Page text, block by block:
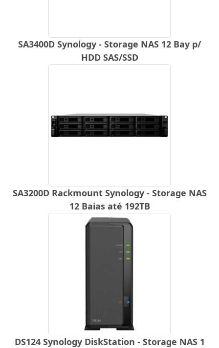
SA3400D Synology - Storage NAS 12 Bay p/
HDD SAS/SSD
SA3200D Rackmount Synology - Storage NAS
12 Baias até 192TB
DS124 Synology DiskStation - Storage NAS 1